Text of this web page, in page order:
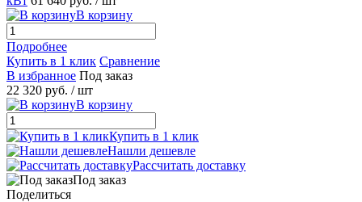
В корзину
Подробнее
Купить в 1 клик Сравнение
В избранное Под заказ
22 320 руб. / шт
В корзину
Купить в 1 клик
Нашли дешевле
Рассчитать доставку
Под заказ
Поделиться